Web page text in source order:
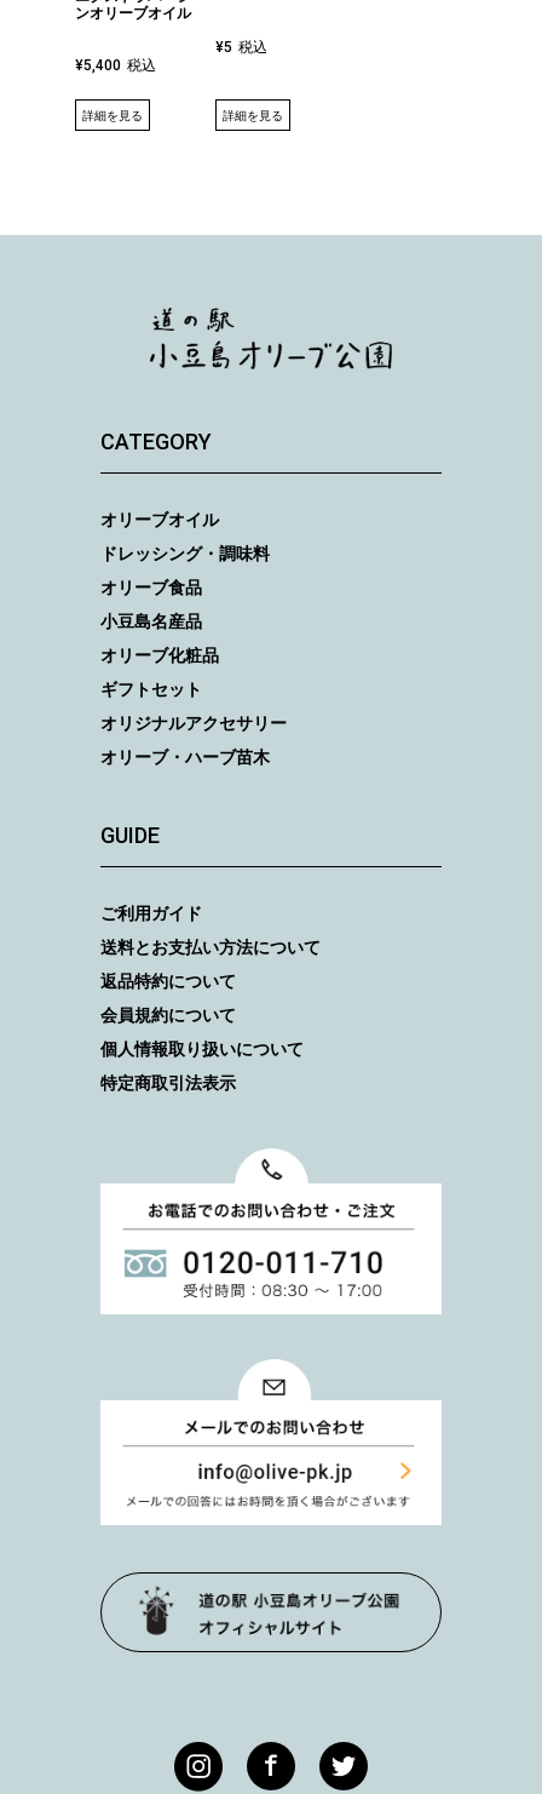
ンオリーブオイル
¥5,400 税込
詳細を見る
¥5 税込
詳細を見る
CATEGORY
オリーブオイル
ドレッシング・調味料
オリーブ食品
小豆島名産品
オリーブ化粧品
ギフトセット
オリジナルアクセサリー
オリーブ・ハーブ苗木
GUIDE
ご利用ガイド
送料とお支払い方法について
返品特約について
会員規約について
個人情報取り扱いについて
特定商取引法表示